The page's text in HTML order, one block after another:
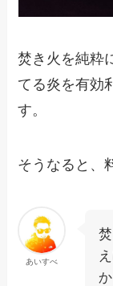
焚き火を純粋
てる炎を有効
す。
そうなると、
あいすべ